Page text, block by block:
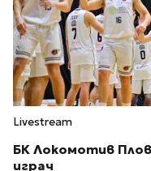
Livestream
БК Локомотив
играч